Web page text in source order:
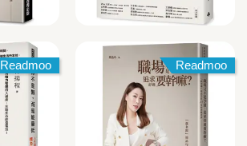
Readmoo Readmoo